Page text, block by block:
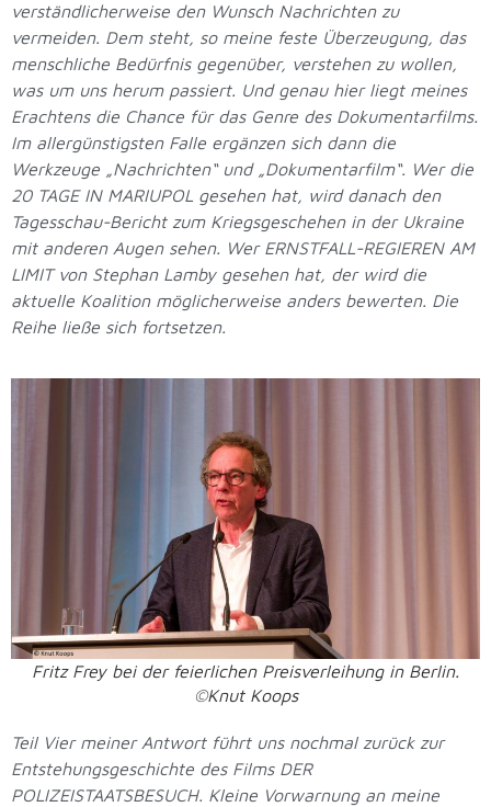
verständlicherweise den Wunsch Nachrichten zu
vermeiden. Dem steht, so meine feste Überzeugung, das
menschliche Bedürfnis gegenüber, verstehen zu wollen,
was um uns herum passiert. Und genau hier liegt meines
Erachtens die Chance für das Genre des Dokumentarfilms.
Im allergünstigsten Falle ergänzen sich dann die
Werkzeuge „Nachrichten“ und „Dokumentarfilm“. Wer die
20 TAGE IN MARIUPOL gesehen hat, wird danach den
Tagesschau-Bericht zum Kriegsgeschehen in der Ukraine
mit anderen Augen sehen. Wer ERNSTFALL-REGIEREN AM
LIMIT von Stephan Lamby gesehen hat, der wird die
aktuelle Koalition möglicherweise anders bewerten. Die
Reihe ließe sich fortsetzen.
Fritz Frey bei der feierlichen Preisverleihung in Berlin.
©Knut Koops
Teil Vier meiner Antwort führt uns nochmal zurück zur
Entstehungsgeschichte des Films DER
POLIZEISTAATSBESUCH. Kleine Vorwarnung an meine